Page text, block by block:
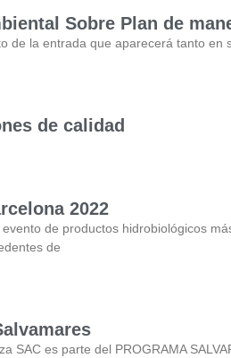
Sobre Plan de
de la entrada que aparecerá tanto en
de calidad
2022
de productos hidrobiológicos
de
SAC es parte del PROGRAMA